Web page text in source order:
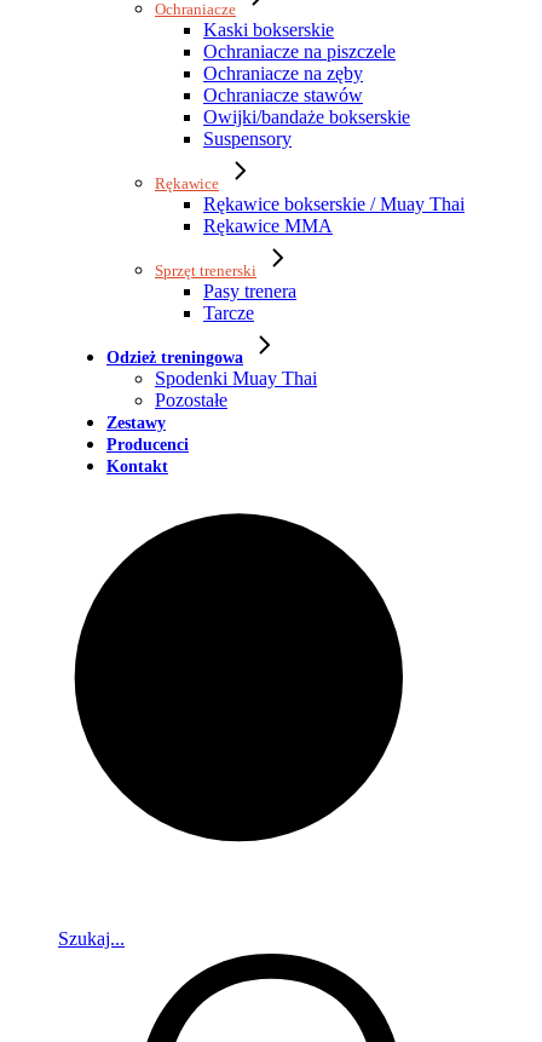
Ochraniacze
Kaski bokserskie
Ochraniacze na piszczele
Ochraniacze na zęby
Ochraniacze stawów
Owijki/bandaże bokserskie
Suspensory
Rękawice
Rękawice bokserskie / Muay Thai
Rękawice MMA
Sprzęt trenerski
Pasy trenera
Tarcze
Odzież treningowa
Spodenki Muay Thai
Pozostałe
Zestawy
Producenci
Kontakt
Szukaj...